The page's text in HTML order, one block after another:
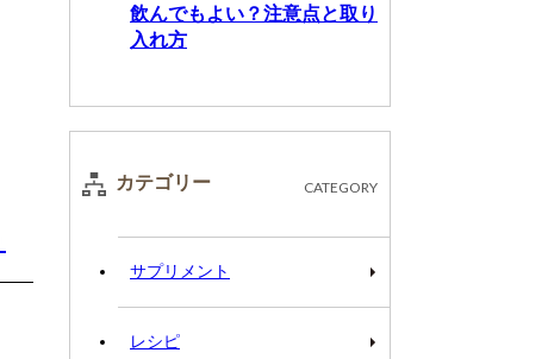
飲んでもよい？注意点と取り
入れ方
カテゴリー CATEGORY
サプリメント
レシピ